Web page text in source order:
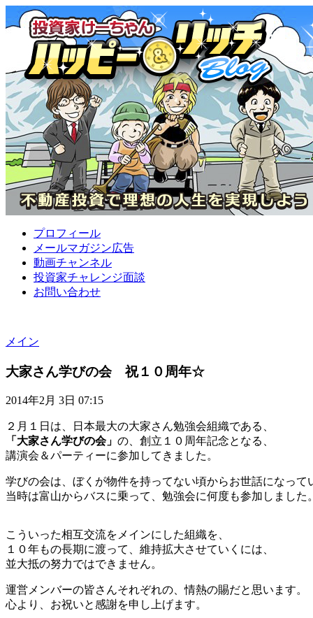
プロフィール
メールマガジン広告
動画チャンネル
投資家チャレンジ面談
お問い合わせ
メイン
大家さん学びの会 祝１０周年☆
2014年2月 3日 07:15
２月１日は、日本最大の大家さん勉強会組織である、
「大家さん学びの会」 の、創立１０周年記念となる、
講演会＆パーティーに参加してきました。
学びの会は、ぼくが物件を持ってない頃からお世話になって
当時は富山からバスに乗って、勉強会に何度も参加しました。
こういった相互交流をメインにした組織を、
１０年もの長期に渡って、維持拡大させていくには、
並大抵の努力ではできません。
運営メンバーの皆さんそれぞれの、情熱の賜だと思います。
心より、お祝いと感謝を申し上げます。